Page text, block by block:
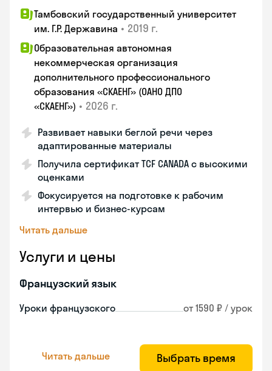
Тамбовский государственный университет
им. Г.Р. Державина • 2019 г.
Образовательная автономная
некоммерческая организация
дополнительного профессионального
образования «СКАЕНГ» (ОАНО ДПО
«СКАЕНГ») • 2026 г.
Развивает навыки беглой речи через
адаптированные материалы
Получила сертификат TCF CANADA с высокими
оценками
Фокусируется на подготовке к рабочим
интервью и бизнес-курсам
Читать дальше
Услуги и цены
Французский язык
Уроки французского от 1590 ₽ / урок
Читать дальше Выбрать время